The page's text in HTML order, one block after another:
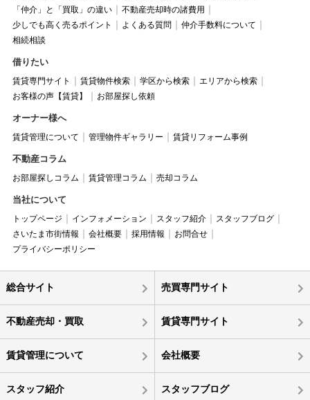
「仲介」と「買取」の違い
不動産売却時の諸費用
少しでも高く売るポイント
よくある質問
仲介手数料について
相続相談
借りたい
賃貸専門サイト 賃貸物件検索 学区から検索
エリアから検索
お客様の声【賃貸】
お部屋探し依頼
オーナー様へ
賃貸管理について 管理物件ギャラリー 賃貸リフォーム事例
不動産コラム
お部屋探しコラム 賃貸管理コラム 売却コラム
当社について
トップページ インフォメーション スタッフ紹介
スタッフブログ
さいたま市街情報
会社概要 採用情報
お問合せ
プライバシーポリシー
総合サイト 売買専門サイト
不動産売却・買取 賃貸専門サイト
賃貸管理について 会社概要
スタッフ紹介 スタッフブログ